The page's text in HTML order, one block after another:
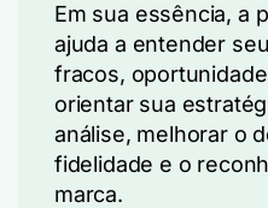
Em sua essência, a
ajuda a entender
fracos,
orientar sua
análise, melhorar o
fidelidade e o
marca.